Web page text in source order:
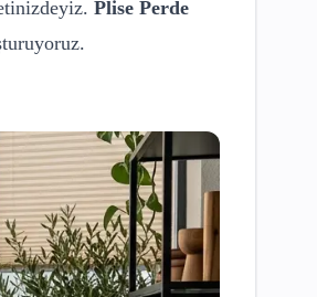
Plise Perde